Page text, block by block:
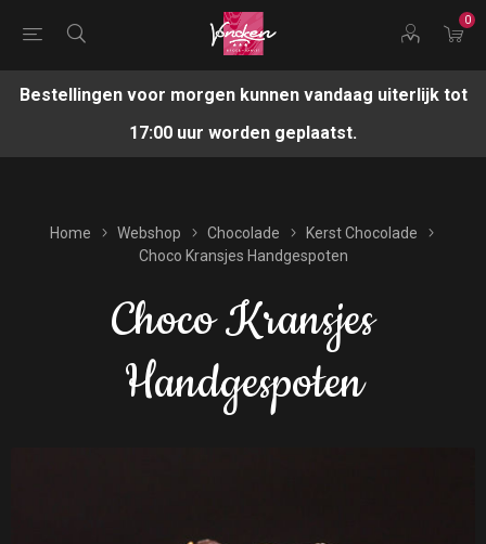
0
Bestellingen voor morgen kunnen vandaag uiterlijk tot
17:00 uur worden geplaatst.
Home Webshop Chocolade
Kerst Chocolade
Choco Kransjes Handgespoten
Choco Kransjes
Handgespoten